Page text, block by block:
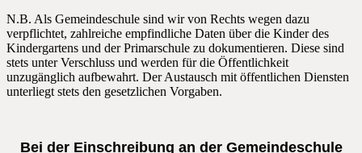
N.B. Als Gemeindeschule sind wir von Rechts wegen dazu
verpflichtet, zahlreiche empfindliche Daten über die Kinder des
Kindergartens und der Primarschule zu dokumentieren. Diese sind
stets unter Verschluss und werden für die Öffentlichkeit
unzugänglich aufbewahrt. Der Austausch mit öffentlichen Diensten
unterliegt stets den gesetzlichen Vorgaben.
Bei der Einschreibung an der Gemeindeschule